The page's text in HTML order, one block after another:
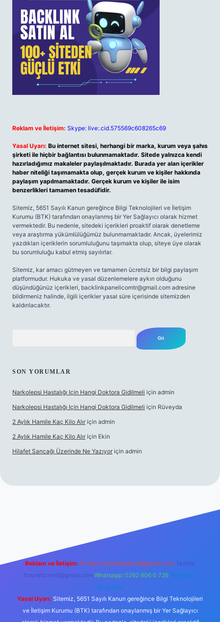
Reklam ve İletişim: Skype: live:.cid.575569c608265c69
Yasal Uyarı: Bu internet sitesi, herhangi bir marka, kurum veya şahıs
şirketi ile hiçbir bağlantısı bulunmamaktadır. Sitede yalnızca kendi
hazırladığımız makaleler paylaşılmaktadır. Burada yer alan içerikler
haber niteliği taşımamakta olup, gerçek kurum ve kişiler hakkında
paylaşım yapılmamaktadır. Gerçek kurum ve kişiler ile isim
benzerlikleri tamamen tesadüfidir.
Sitemiz, 5651 Sayılı Kanun gereğince Bilgi Teknolojileri ve İletişim
Kurumu (BTK) tarafından onaylanmış bir Yer Sağlayıcı olarak hizmet
vermektedir. Bu nedenle, sitedeki içerikleri proaktif olarak denetleme
veya araştırma yükümlülüğümüz bulunmamaktadır. Ancak, üyelerimiz
yazdıkları içeriklerin sorumluluğunu taşımakta olup, siteye üye olarak
bu sorumluluğu kabul etmiş sayılırlar.
Sitemiz, kar amacı gütmeyen ve tamamen ücretsiz bir bilgi paylaşım
platformudur. Hukuka ve yasal düzenlemelere aykırı olduğunu
düşündüğünüz içerikleri, backlinkpanelicomtr@gmail.com adresine
bildirmeniz halinde, ilgili içerikler yasal süre içerisinde sitemizden
kaldırılacaktır.
SON YORUMLAR
Narkolepsi Hastalığı Için Hangi Doktora Gidilmeli için admin
Narkolepsi Hastalığı Için Hangi Doktora Gidilmeli için Rüveyda
2 Aylık Hamile Kaç Kilo Alır için admin
2 Aylık Hamile Kaç Kilo Alır için Ekin
Hilafet Sancağı Üzerinde Ne Yazıyor için admin
Reklam ve İletişim: E-mail: backlinkpaneli@gmail.com Teams:
forumhizmeti@gmail.com Whatsapp: 0262 606 0 726 Telegram:
@karabul
Yasal Uyarı: Sitemiz, 5651 Sayılı Kanun gereğince Bilgi Teknolojileri
ve İletişim Kurumu (BTK) tarafından onaylanmış bir Yer Sağlayıcı